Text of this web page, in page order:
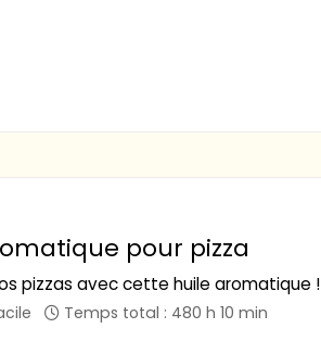
pour pizza
pizzas avec cette huile aromatique !
Temps total : 480 h 10 min